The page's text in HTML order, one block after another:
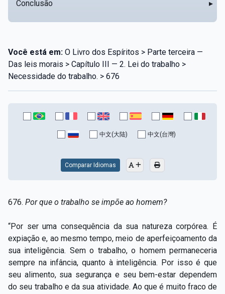
Conclusão ▸
Você está em: O Livro dos Espíritos > Parte terceira —
Das leis morais > Capítulo III — 2. Lei do trabalho >
Necessidade do trabalho. > 676
中文(大陆) 中文(台灣)
Comparar Idiomas
676. Por que o trabalho se impõe ao homem?
“Por ser uma consequência da sua natureza corpórea. É
expiação e, ao mesmo tempo, meio de aperfeiçoamento da
sua inteligência. Sem o trabalho, o homem permaneceria
sempre na infância, quanto à inteligência. Por isso é que
seu alimento, sua segurança e seu bem-estar dependem
do seu trabalho e da sua atividade. Ao que é muito fraco de